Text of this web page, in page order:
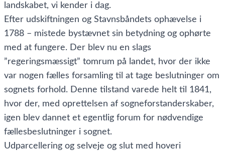
landskabet, vi kender i dag.
Efter udskiftningen og Stavnsbåndets ophævelse i
1788 – mistede bystævnet sin betydning og ophørte
med at fungere. Der blev nu en slags
”regeringsmæssigt” tomrum på landet, hvor der ikke
var nogen fælles forsamling til at tage beslutninger om
sognets forhold. Denne tilstand varede helt til 1841,
hvor der, med oprettelsen af sogneforstanderskaber,
igen blev dannet et egentlig forum for nødvendige
fællesbeslutninger i sognet.
Udparcellering og selveje og slut med hoveri